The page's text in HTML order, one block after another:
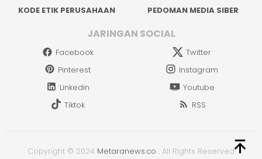
KODE ETIK PERUSAHAAN
PEDOMAN MEDIA SIBER
JARINGAN SOCIAL
Facebook
Twitter
Pinterest
Instagram
Linkedin
Youtube
Tiktok
RSS
Copyright © 2024 Metaranews.co . All Rights Reserved